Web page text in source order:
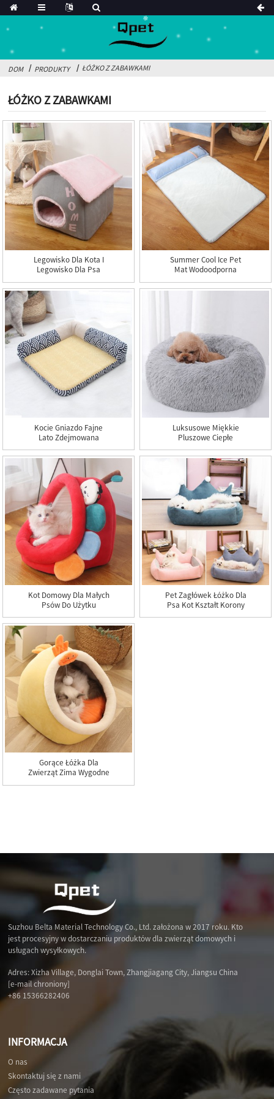
DOM PRODUKTY ŁÓŻKO Z ZABAWKAMI
ŁÓŻKO Z ZABAWKAMI
Legowisko Dla Kota I
Legowisko Dla Psa
Półzamknięty Dom Dla
Kota I Hodowla
Szczeniąt Miękka
Pluszowa Mata Dla
Zwierząt Może Poprawić
Sen
Summer Cool Ice Pet
Mat Wodoodporna
Chłodząca Podkładka
Dla Psa Dla Zwierzaka
Kocie Gniazdo Fajne
Lato Zdejmowana
Poduszka Narożna
Gniazdo Psa Gniazdo
Zwierzaka Legowisko
Dla Kota Mata Z
Rattanu!
Luksusowe Miękkie
Pluszowe Ciepłe
Legowisko Dla Zwierząt
Poduszka Sofa Donut
Okrągłe Legowisko Dla
Kota Pączek Łóżko Dla
Psa
Kot Domowy Dla Małych
Psów Do Użytku
Domowego Łóżko
Półzamknięte W
Kształcie Kaczki
Gniazdo Dla Zwierząt
Domowych
Pet Zagłówek Łóżko Dla
Psa Kot Kształt Korony
Śliczne Gniazdo Sofa
Gorące Łóżka Dla
Zwierząt Zima Wygodne
Suzhou Belta Material Technology Co., Ltd. założona w 2017 roku. Kto
jest procesyjny w dostarczaniu produktów dla zwierząt domowych i
usługach wysyłkowych.
Adres: Xizha Village, Donglai Town, Zhangjiagang City, Jiangsu China
[e-mail chroniony]
+86 15366282406
INFORMACJA
O nas
Skontaktuj się z nami
Często zadawane pytania